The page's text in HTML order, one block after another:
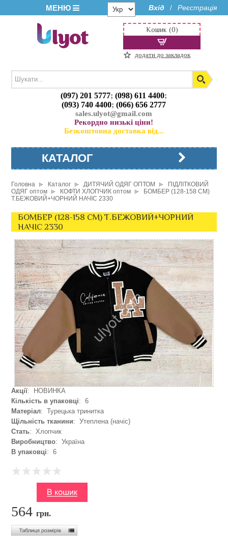
МЕНЮ Вхід / Реєстрація
(097) 201 5777;(098) 611 4400;
(093) 740 4400;(066) 656 2777
sales.ulyot@gmail.com
Рекордно низькі ціни!
Безкоштовна доставка від...
Кошик (0)
додати до закладок
КАТАЛОГ
Головна Каталог ДИТЯЧИЙ ОДЯГ ОПТОМ
ПІДЛІТКОВИЙ
ОДЯГ оптом
КОФТИ ХЛОПЧИК оптом
БОМБЕР (128-158 СМ)
Т.БЕЖОВИЙ+ЧОРНИЙ НАЧІС 2330
БОМБЕР (128-158 СМ) Т.БЕЖОВИЙ+ЧОРНИЙ
НАЧІС 2330
Акції: НОВИНКА
Кількість в упаковці: 6
Матеріал: Турецька тринитка
Щільність тканини: Утеплена (начіс)
Стать: Хлопчик
Виробництво: Україна
В упаковці: 6
564грн.